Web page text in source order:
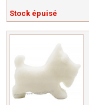
Stock épuisé